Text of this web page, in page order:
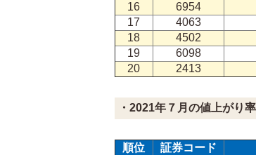
16
6954
17
4063
18
4502
19
6098
20
2413
・2021年７月の値上がり
順位 証券コード